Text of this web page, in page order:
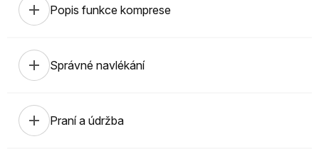
add Popis funkce komprese
add Správné navlékání
add Praní a údržba